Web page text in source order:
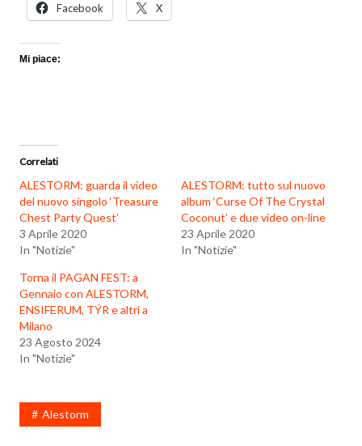
Facebook X
Mi piace:
Correlati
ALESTORM: guarda il video
del nuovo singolo ‘Treasure
Chest Party Quest’
3 Aprile 2020
In "Notizie"
ALESTORM: tutto sul nuovo
album ‘Curse Of The Crystal
Coconut’ e due video on-line
23 Aprile 2020
In "Notizie"
Torna il PAGAN FEST: a
Gennaio con ALESTORM,
ENSIFERUM, TÝR e altri a
Milano
23 Agosto 2024
In "Notizie"
Alestorm